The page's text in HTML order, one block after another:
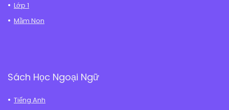
Lớp 1
Mầm Non
Sách Học Ngoại Ngữ
Tiếng Anh